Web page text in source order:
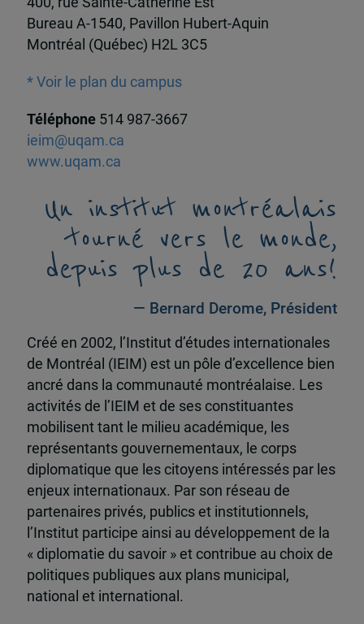
Bureau A-1540, Pavillon Hubert-Aquin
Montréal (Québec) H2L 3C5
* Voir le plan du campus
Téléphone 514 987-3667
ieim@uqam.ca
www.uqam.ca
Un institut montréalais
tourné vers le monde,
depuis plus de 20 ans!
— Bernard Derome, Président
Créé en 2002, l’Institut d’études internationales
de Montréal (IEIM) est un pôle d’excellence bien
ancré dans la communauté montréalaise. Les
activités de l’IEIM et de ses constituantes
mobilisent tant le milieu académique, les
représentants gouvernementaux, le corps
diplomatique que les citoyens intéressés par les
enjeux internationaux. Par son réseau de
partenaires privés, publics et institutionnels,
l’Institut participe ainsi au développement de la
« diplomatie du savoir » et contribue au choix de
politiques publiques aux plans municipal,
national et international.